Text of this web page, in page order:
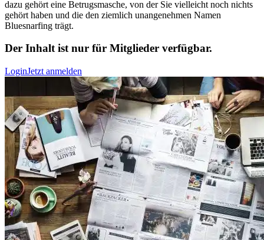
dazu gehört eine Betrugsmasche, von der Sie vielleicht noch nichts
gehört haben und die den ziemlich unangenehmen Namen
Bluesnarfing trägt.
Der Inhalt ist nur für Mitglieder verfügbar.
LoginJetzt anmelden